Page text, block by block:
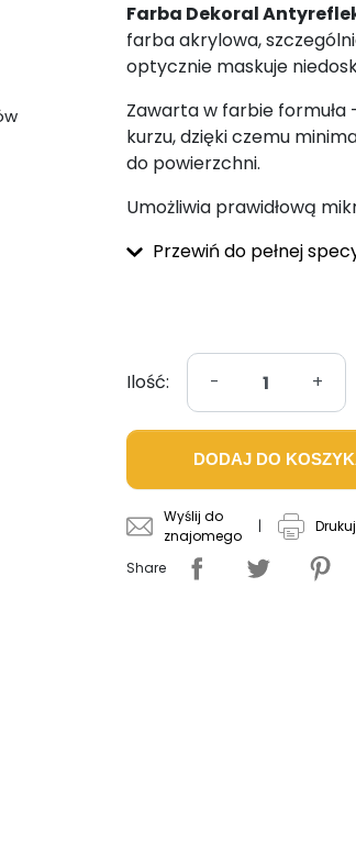
Farba Dekoral
farba akrylowa,
optycznie maskuje
Zawarta w farbie formuła
kurzu, dzięki czemu
do powierzchni.
Umożliwia prawidłową
Przewiń do pełnej
Ilość: - +
DODAJ DO
Wyślij do
znajomego
| Drukuj
Share